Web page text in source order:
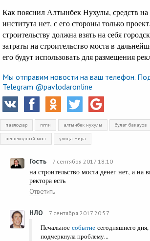
Как пояснил Алтынбек Нухулы, средств на
института нет, с его стороны только
строительству должна взять на себя
затраты на строительство моста в
его будут использовать для размещения
Мы отправим новости на ваш телефон.
Telegram @pavlodaronline
павлодар пгпи алтынбек нухулы булат бакауов
пешеходный мост улица мира
Гость 7 сентября 2017 18:10
на строительство моста денег нет, а на
ректора есть
Ответить
НЛО 7 сентября 2017 20:57
Печальное событие сегодняшнего
подчеркнула проблему...